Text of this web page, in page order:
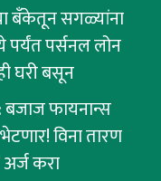
बँकेतून सगळ्यांना
पर्सनल लोन
घरी बसून
फायनान्स
विना तारण
करा